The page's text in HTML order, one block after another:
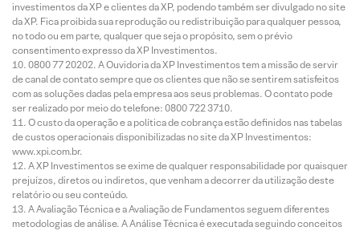
investimentos da XP e clientes da XP, podendo também ser divulgado no site
da XP. Fica proibida sua reprodução ou redistribuição para qualquer pessoa,
no todo ou em parte, qualquer que seja o propósito, sem o prévio
consentimento expresso da XP Investimentos.
0800 77 20202. A Ouvidoria da XP Investimentos tem a missão de servir
de canal de contato sempre que os clientes que não se sentirem satisfeitos
com as soluções dadas pela empresa aos seus problemas. O contato pode
ser realizado por meio do telefone: 0800 722 3710.
O custo da operação e a política de cobrança estão definidos nas tabelas
de custos operacionais disponibilizadas no site da XP Investimentos:
www.xpi.com.br.
A XP Investimentos se exime de qualquer responsabilidade por quaisquer
prejuízos, diretos ou indiretos, que venham a decorrer da utilização deste
relatório ou seu conteúdo.
A Avaliação Técnica e a Avaliação de Fundamentos seguem diferentes
metodologias de análise. A Análise Técnica é executada seguindo conceitos